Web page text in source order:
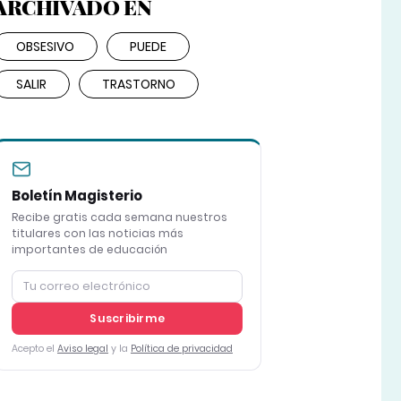
EN
OBSESIVO PUEDE
SALIR TRASTORNO
Boletín Magisterio
Recibe gratis cada semana nuestros
titulares con las noticias más
importantes de educación
Suscribirme
Acepto el Aviso legal y la Política de privacidad